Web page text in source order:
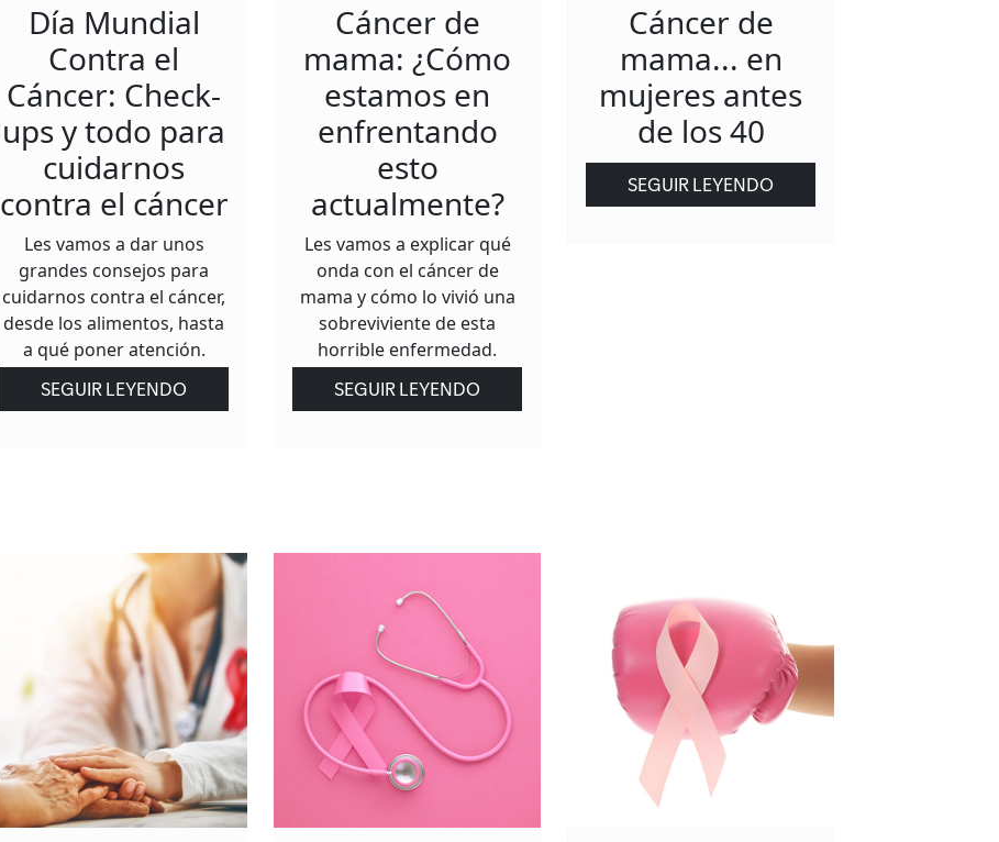
Día Mundial
Contra el
Cáncer: Check-
ups y todo para
cuidarnos
contra el cáncer
Les vamos a dar unos
grandes consejos para
cuidarnos contra el cáncer,
desde los alimentos, hasta
a qué poner atención.
SEGUIR LEYENDO
Cáncer de
mama: ¿Cómo
estamos en
enfrentando
esto
actualmente?
Les vamos a explicar qué
onda con el cáncer de
mama y cómo lo vivió una
sobreviviente de esta
horrible enfermedad.
SEGUIR LEYENDO
Cáncer de
mama... en
mujeres antes
de los 40
SEGUIR LEYENDO